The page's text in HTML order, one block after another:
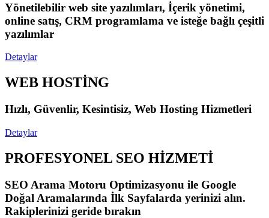
Yönetilebilir web site yazılımları, İçerik yönetimi,
online satış, CRM programlama ve isteğe bağlı çeşitli
yazılımlar
Detaylar
WEB HOSTİNG
Hızlı, Güvenlir, Kesintisiz, Web Hosting Hizmetleri
Detaylar
PROFESYONEL SEO HİZMETİ
SEO Arama Motoru Optimizasyonu ile Google
Doğal Aramalarında İlk Sayfalarda yerinizi alın.
Rakiplerinizi geride bırakın